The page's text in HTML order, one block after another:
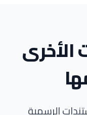
الأخرى
الرسمية